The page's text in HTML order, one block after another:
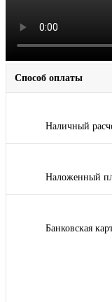
Способ оплаты
Наличный
Наложенный
Банковская